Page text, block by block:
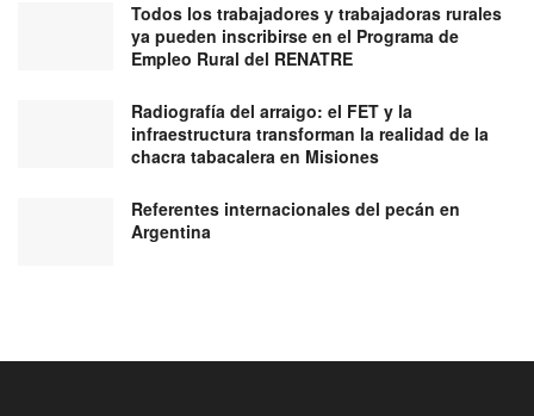
Todos los trabajadores y trabajadoras rurales
ya pueden inscribirse en el Programa de
Empleo Rural del RENATRE
Radiografía del arraigo: el FET y la
infraestructura transforman la realidad de la
chacra tabacalera en Misiones
Referentes internacionales del pecán en
Argentina